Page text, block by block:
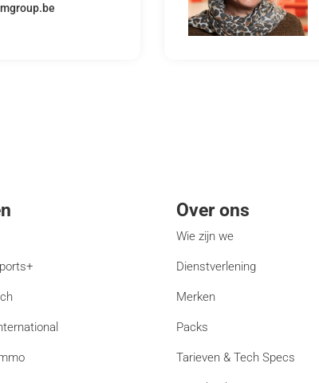
Over ons
Wie zijn we
Dienstverlening
Merken
Packs
Tarieven & Tech Specs